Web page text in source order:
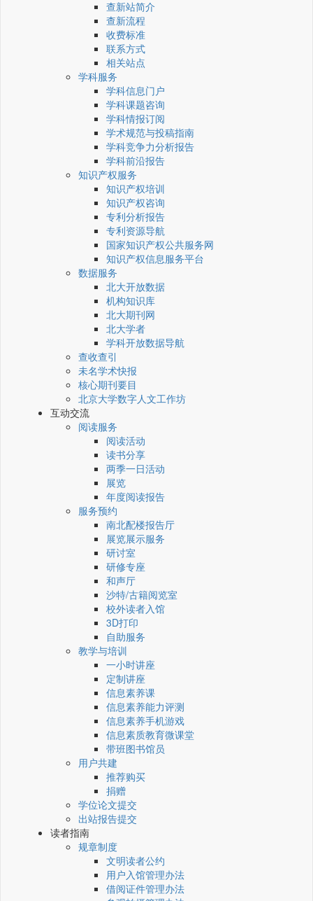
查新站简介
查新流程
收费标准
联系方式
相关站点
学科服务
学科信息门户
学科课题咨询
学科情报订阅
学术规范与投稿指南
学科竞争力分析报告
学科前沿报告
知识产权服务
知识产权培训
知识产权咨询
专利分析报告
专利资源导航
国家知识产权公共服务网
知识产权信息服务平台
数据服务
北大开放数据
机构知识库
北大期刊网
北大学者
学科开放数据导航
查收查引
未名学术快报
核心期刊要目
北京大学数字人文工作坊
互动交流
阅读服务
阅读活动
读书分享
两季一日活动
展览
年度阅读报告
服务预约
南北配楼报告厅
展览展示服务
研讨室
研修专座
和声厅
沙特/古籍阅览室
校外读者入馆
3D打印
自助服务
教学与培训
一小时讲座
定制讲座
信息素养课
信息素养能力评测
信息素养手机游戏
信息素质教育微课堂
带班图书馆员
用户共建
推荐购买
捐赠
学位论文提交
出站报告提交
读者指南
规章制度
文明读者公约
用户入馆管理办法
借阅证件管理办法